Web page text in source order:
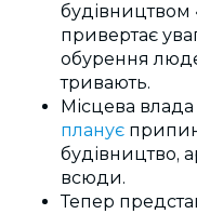
будівництвом
привертає
обурення
тривають.
Місцева влада
планує
будівництво,
всюди.
Тепер